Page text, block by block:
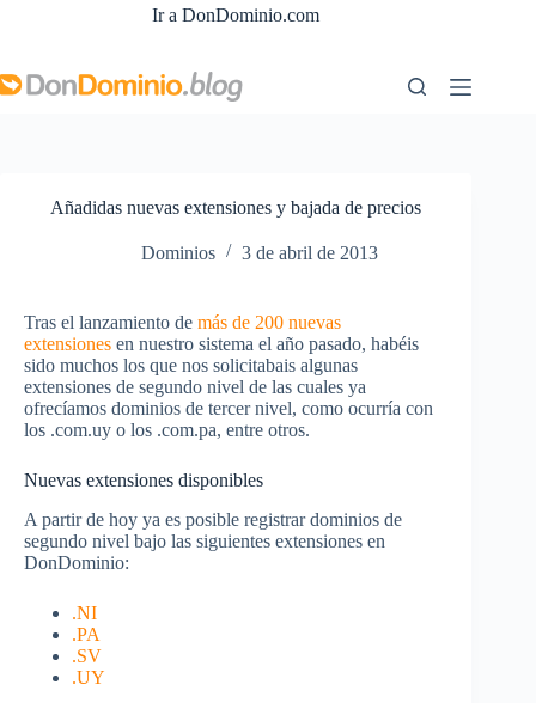
Ir a DonDominio.com
Añadidas nuevas extensiones y bajada de precios
Dominios 3 de abril de 2013
Tras el lanzamiento de más de 200 nuevas
extensiones en nuestro sistema el año pasado, habéis
sido muchos los que nos solicitabais algunas
extensiones de segundo nivel de las cuales ya
ofrecíamos dominios de tercer nivel, como ocurría con
los .com.uy o los .com.pa, entre otros.
Nuevas extensiones disponibles
A partir de hoy ya es posible registrar dominios de
segundo nivel bajo las siguientes extensiones en
DonDominio:
.NI
.PA
.SV
.UY